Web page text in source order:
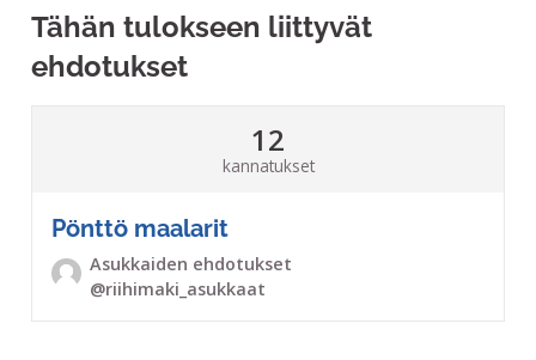
Tähän tulokseen liittyvät
ehdotukset
Pönttö maalarit
Asukkaiden ehdotukset
@riihimaki_asukkaat
12
kannatukset